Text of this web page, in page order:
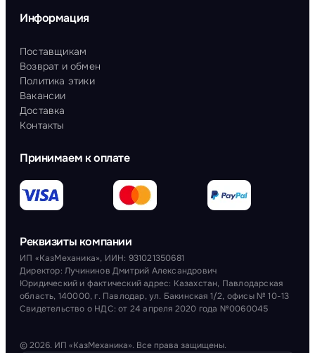
Информация
Поставщикам
Возврат и обмен
Политика этики
Вакансии
Доставка
Контакты
Принимаем к оплате
Реквизиты компании
ИП «КазМеханика», ИИН: 931021350681
Директор: Лучининов Дмитрий Александрович
Юридический и фактический адрес: Казахстан, Павлодарская
область, 140000, г. Павлодар, ул. Бакинская 1/2, офисы № 10-13
Свидетельство о НДС: от 24 апреля 2020 года №0060045
© 2026. ИП «КазМеханика». Все права защищены.